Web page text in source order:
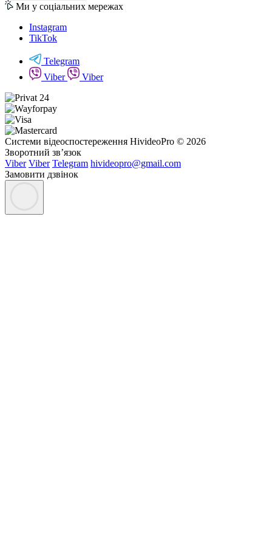
Ми у соціальних мережах
Instagram
TikTok
Telegram
Viber
Viber
Системи відеоспостереження HivideoPro © 2026
Зворотний зв’язок
Viber Viber Telegram hivideopro@gmail.com
Замовити дзвінок